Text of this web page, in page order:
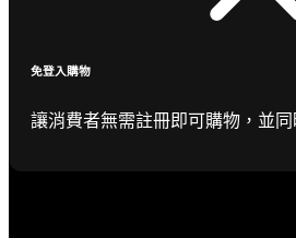
免登入購物
讓消費者無需註冊即可購物，並